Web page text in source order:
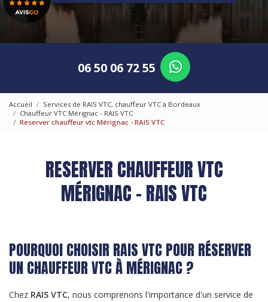
06 50 06 72 55
Accueil
Services de RAIS VTC, chauffeur VTC à Bordeaux
Chauffeur VTC Mérignac - RAIS VTC
Reserver chauffeur vtc Mérignac - RAIS VTC
RESERVER CHAUFFEUR VTC
MÉRIGNAC - RAIS VTC
POURQUOI CHOISIR RAIS VTC POUR RÉSERVER
UN CHAUFFEUR VTC À MÉRIGNAC ?
Chez RAIS VTC, nous comprenons l'importance d'un service de